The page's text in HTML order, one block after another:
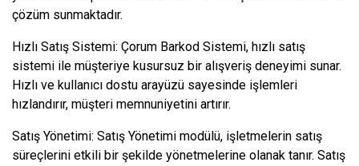
çözüm sunmaktadır.
Hızlı Satış Sistemi: Çorum Barkod Sistemi, hızlı satış
sistemi ile müşteriye kusursuz bir alışveriş deneyimi sunar.
Hızlı ve kullanıcı dostu arayüzü sayesinde işlemleri
hızlandırır, müşteri memnuniyetini artırır.
Satış Yönetimi: Satış Yönetimi modülü, işletmelerin satış
süreçlerini etkili bir şekilde yönetmelerine olanak tanır. Satış